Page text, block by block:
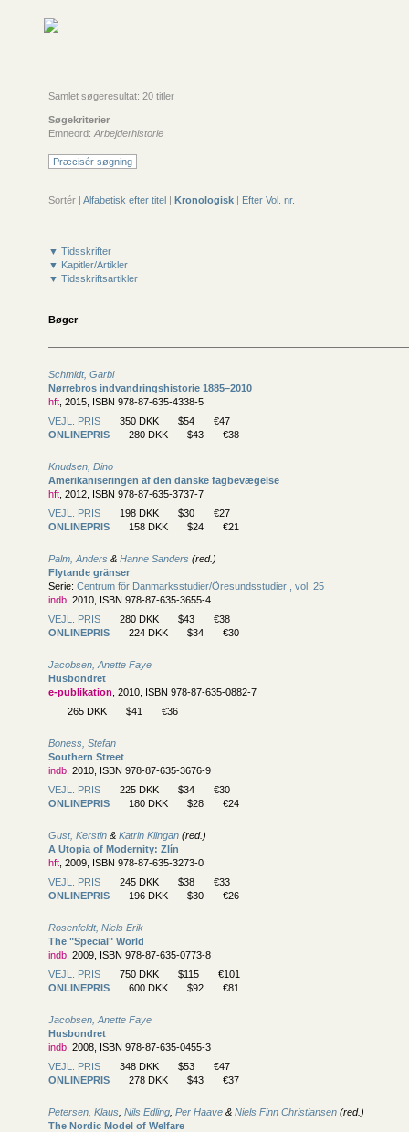
Samlet søgeresultat: 20 titler
Søgekriterier
Emneord: Arbejderhistorie
Præcisér søgning
Sortér | Alfabetisk efter titel | Kronologisk | Efter Vol. nr. |
▼ Tidsskrifter
▼ Kapitler/Artikler
▼ Tidsskriftsartikler
Bøger
Schmidt, Garbi
Nørrebros indvandringshistorie 1885–2010
hft , 2015, ISBN 978-87-635-4338-5
VEJL. PRIS
350 DKK $54
€47
ONLINEPRIS
280 DKK $43 €38
Knudsen, Dino
Amerikaniseringen af den danske fagbevægelse
hft , 2012, ISBN 978-87-635-3737-7
VEJL. PRIS
198 DKK $30
€27
ONLINEPRIS
158 DKK $24 €21
Palm, Anders & Hanne Sanders (red.)
Flytande gränser
Serie: Centrum för Danmarksstudier/Öresundsstudier , vol. 25
indb , 2010, ISBN 978-87-635-3655-4
VEJL. PRIS
280 DKK $43
€38
ONLINEPRIS
224 DKK $34 €30
Jacobsen, Anette Faye
Husbondret
e-publikation , 2010, ISBN 978-87-635-0882-7
265 DKK
$41 €36
Boness, Stefan
Southern Street
indb , 2010, ISBN 978-87-635-3676-9
VEJL. PRIS
225 DKK $34
€30
ONLINEPRIS
180 DKK $28 €24
Gust, Kerstin & Katrin Klingan (red.)
A Utopia of Modernity: Zlín
hft , 2009, ISBN 978-87-635-3273-0
VEJL. PRIS
245 DKK $38
€33
ONLINEPRIS
196 DKK $30 €26
Rosenfeldt, Niels Erik
The "Special" World
indb , 2009, ISBN 978-87-635-0773-8
VEJL. PRIS
750 DKK $115
€101
ONLINEPRIS
600 DKK $92 €81
Jacobsen, Anette Faye
Husbondret
indb , 2008, ISBN 978-87-635-0455-3
VEJL. PRIS
348 DKK $53
€47
ONLINEPRIS
278 DKK $43 €37
Petersen, Klaus Nils Edling Per Haave & Niels Finn Christiansen (red.)
The Nordic Model of Welfare